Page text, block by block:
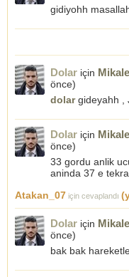
gidiyohh
Dolar için
önce)
dolargideyahh ,
Dolar için
önce)
33 gordu anlik
aninda 37 e
Atakan_07 için cevaplandı
Dolar için
önce)
bak bak